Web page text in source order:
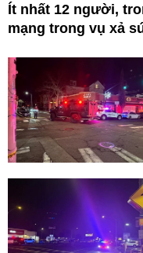
Ít nhất 12 người,
mạng trong vụ xả